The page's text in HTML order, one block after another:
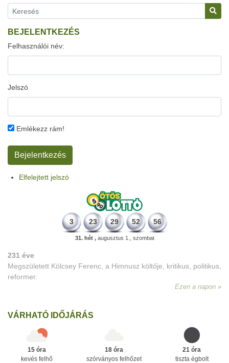
BEJELENTKEZÉS
Felhasználói név:
Jelszó
Emlékezz rám!
Elfelejtett jelszó
3 23 29 52 56
31. hét ,augusztus 1., szombat
231 éve
Megszületett Kölcsey Ferenc, a Himnusz költője, kritikus, politikus,
reformer.
Ezen a napon
VÁRHATÓ IDŐJÁRÁS
15 óra
kevés felhő
18 óra
szórványos felhőzet
21 óra
tiszta égbolt